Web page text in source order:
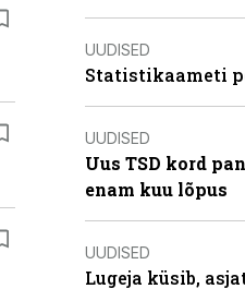
UUDISED
Statistikaameti
UUDISED
Uus TSD kord
enam kuu lõpus
UUDISED
Lugeja küsib,